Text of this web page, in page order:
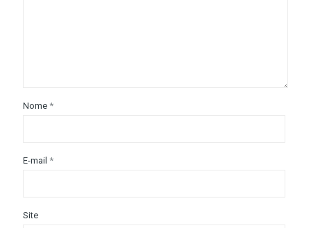
Nome *
E-mail *
Site